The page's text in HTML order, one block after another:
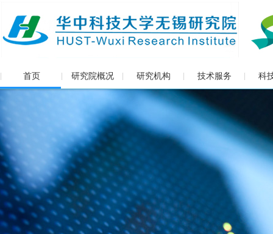
首页 研究院概况 研究机构 技术服务 科